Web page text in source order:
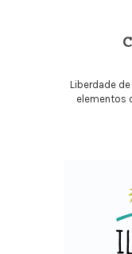
Liberdade
elementos